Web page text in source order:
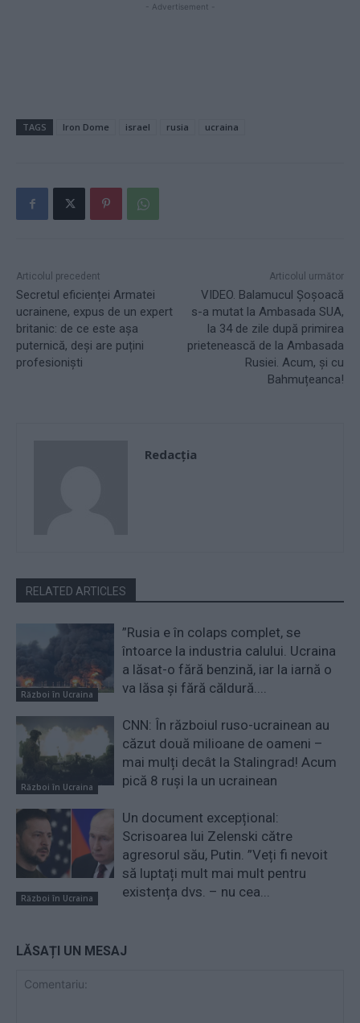
- Advertisement -
TAGS Iron Dome israel rusia ucraina
Articolul precedent
Secretul eficienței Armatei
ucrainene, expus de un expert
britanic: de ce este așa
puternică, deși are puțini
profesioniști
Articolul următor
VIDEO. Balamucul Șoșoacă
s-a mutat la Ambasada SUA,
la 34 de zile după primirea
prietenească de la Ambasada
Rusiei. Acum, și cu
Bahmuțeanca!
Redacţia
RELATED ARTICLES
Război în Ucraina
”Rusia e în colaps complet, se
întoarce la industria calului. Ucraina
a lăsat-o fără benzină, iar la iarnă o
va lăsa și fără căldură....
Război în Ucraina
CNN: În războiul ruso-ucrainean au
căzut două milioane de oameni –
mai mulți decât la Stalingrad! Acum
pică 8 ruși la un ucrainean
Război în Ucraina
Un document excepțional:
Scrisoarea lui Zelenski către
agresorul său, Putin. ”Veți fi nevoit
să luptați mult mai mult pentru
existența dvs. – nu cea...
LĂSAȚI UN MESAJ